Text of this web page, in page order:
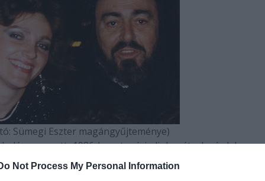
Not Process My Personal Information
Sümegi Eszter magángyűjteménye)
szerzett 1986-ban tanári diplomát, de érdekes
hogy én szoprán vagyok. Ágay Karola művésznő -